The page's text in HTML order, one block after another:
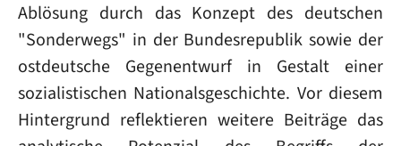
Ablösung durch das Konzept des deutschen
"Sonderwegs" in der Bundesrepublik sowie der
ostdeutsche Gegenentwurf in Gestalt einer
sozialistischen Nationalsgeschichte. Vor diesem
Hintergrund reflektieren weitere Beiträge das